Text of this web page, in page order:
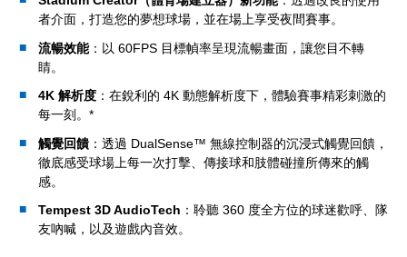
者介面，打造您的夢想球場，並在場上享受夜間賽事。
流暢效能：以 60FPS 目標幀率呈現流暢畫面，讓您目不轉
睛。
4K 解析度 ：在銳利的 4K 動態解析度下，體驗賽事精彩刺激的
每一刻。*
觸覺回饋 ：透過 DualSense™ 無線控制器的沉浸式觸覺回饋，
徹底感受球場上每一次打擊、傳接球和肢體碰撞所傳來的觸
感。
Tempest 3D AudioTech ：聆聽 360 度全方位的球迷歡呼、隊
友吶喊，以及遊戲內音效。